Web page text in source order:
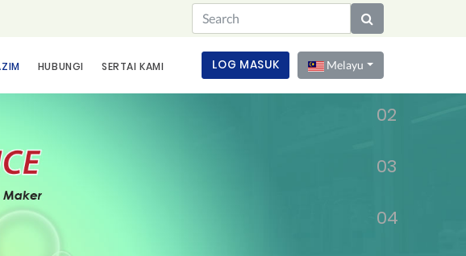
HUBUNGI SERTAI KAMI LOG MASUK Melayu
03
04